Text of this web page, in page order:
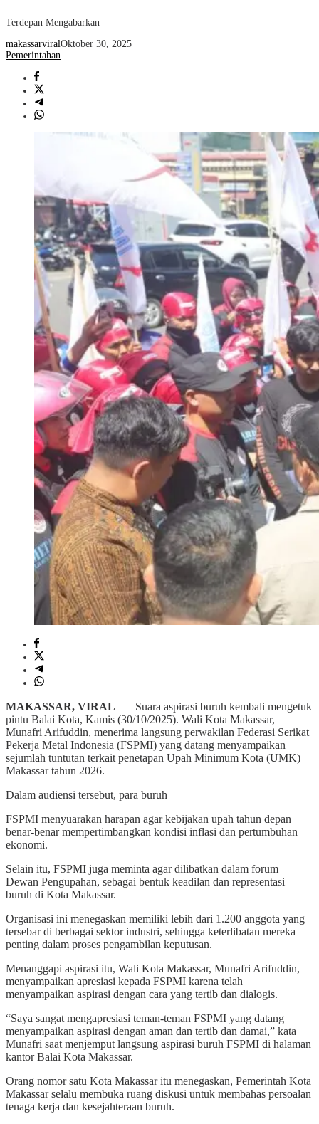
Terdepan Mengabarkan
makassarviralOktober 30, 2025
Pemerintahan
MAKASSAR, VIRAL — Suara aspirasi buruh kembali mengetuk
pintu Balai Kota, Kamis (30/10/2025). Wali Kota Makassar,
Munafri Arifuddin, menerima langsung perwakilan Federasi Serikat
Pekerja Metal Indonesia (FSPMI) yang datang menyampaikan
sejumlah tuntutan terkait penetapan Upah Minimum Kota (UMK)
Makassar tahun 2026.
Dalam audiensi tersebut, para buruh
FSPMI menyuarakan harapan agar kebijakan upah tahun depan
benar-benar mempertimbangkan kondisi inflasi dan pertumbuhan
ekonomi.
Selain itu, FSPMI juga meminta agar dilibatkan dalam forum
Dewan Pengupahan, sebagai bentuk keadilan dan representasi
buruh di Kota Makassar.
Organisasi ini menegaskan memiliki lebih dari 1.200 anggota yang
tersebar di berbagai sektor industri, sehingga keterlibatan mereka
penting dalam proses pengambilan keputusan.
Menanggapi aspirasi itu, Wali Kota Makassar, Munafri Arifuddin,
menyampaikan apresiasi kepada FSPMI karena telah
menyampaikan aspirasi dengan cara yang tertib dan dialogis.
“Saya sangat mengapresiasi teman-teman FSPMI yang datang
menyampaikan aspirasi dengan aman dan tertib dan damai,” kata
Munafri saat menjemput langsung aspirasi buruh FSPMI di halaman
kantor Balai Kota Makassar.
Orang nomor satu Kota Makassar itu menegaskan, Pemerintah Kota
Makassar selalu membuka ruang diskusi untuk membahas persoalan
tenaga kerja dan kesejahteraan buruh.